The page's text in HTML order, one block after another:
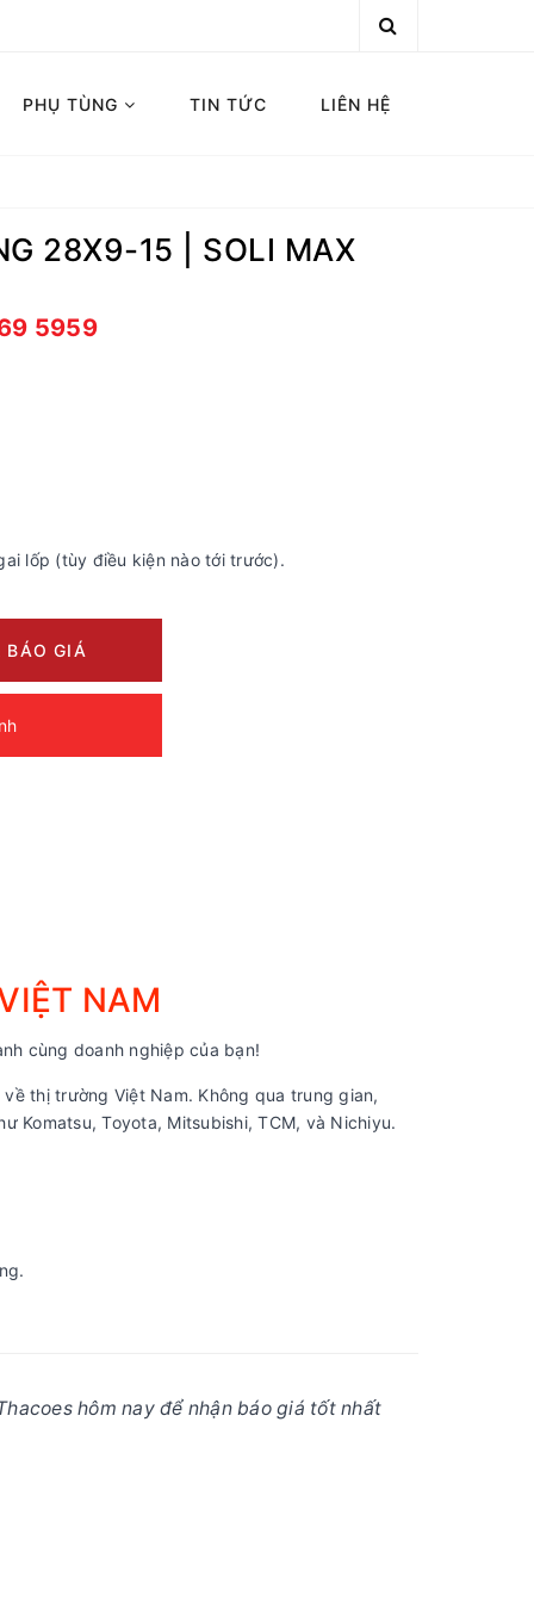
PHỤ TÙNG TIN TỨC LIÊN HỆ
28X9-15 | SOLI MAX
5959
lốp (tùy điều kiện nào tới trước).
BÁO GIÁ
NAM
cùng doanh nghiệp của bạn!
về thị trường Việt Nam. Không qua trung gian,
Komatsu, Toyota, Mitsubishi, TCM, và Nichiyu.
hôm nay để nhận báo giá tốt nhất